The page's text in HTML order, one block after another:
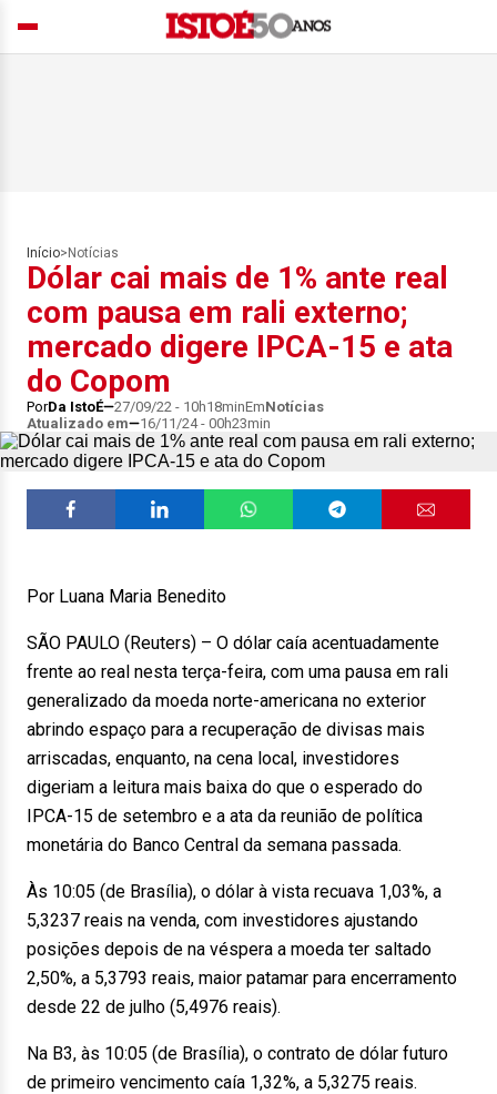
Início> Notícias
Dólar cai mais de 1% ante real
com pausa em rali externo;
mercado digere IPCA-15 e ata
do Copom
PorDa IstoÉ 27/09/22 - 10h18minEmNotícias
Atualizado em
16/11/24 - 00h23min
Por Luana Maria Benedito
SÃO PAULO (Reuters) – O dólar caía acentuadamente
frente ao real nesta terça-feira, com uma pausa em rali
generalizado da moeda norte-americana no exterior
abrindo espaço para a recuperação de divisas mais
arriscadas, enquanto, na cena local, investidores
digeriam a leitura mais baixa do que o esperado do
IPCA-15 de setembro e a ata da reunião de política
monetária do Banco Central da semana passada.
Às 10:05 (de Brasília), o dólar à vista recuava 1,03%, a
5,3237 reais na venda, com investidores ajustando
posições depois de na véspera a moeda ter saltado
2,50%, a 5,3793 reais, maior patamar para encerramento
desde 22 de julho (5,4976 reais).
Na B3, às 10:05 (de Brasília), o contrato de dólar futuro
de primeiro vencimento caía 1,32%, a 5,3275 reais.